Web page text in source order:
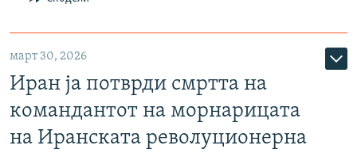
март 30, 2026
Иран ја потврди смртта на
командантот на морнарицата
на Иранската револуционерна